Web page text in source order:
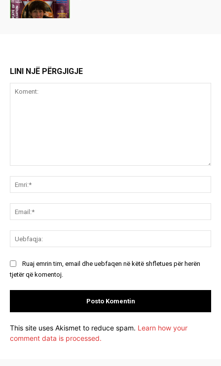
LINI NJË PËRGJIGJE
Ruaj emrin tim, email dhe uebfaqen në këtë shfletues për herën
tjetër që komentoj.
This site uses Akismet to reduce spam. Learn how your
comment data is processed.